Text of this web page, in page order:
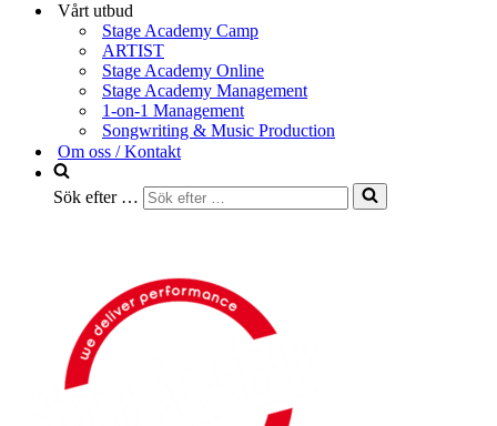
Vårt utbud
Stage Academy Camp
ARTIST
Stage Academy Online
Stage Academy Management
1-on-1 Management
Songwriting & Music Production
Om oss / Kontakt
Sök efter …